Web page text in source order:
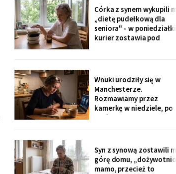
roześmiana kobieta przy
ognisku. Na ostatniej
klatce on - młody, z
wąsami, obejmuje ją
ramieniem.
Córka z synem wykupili mi
„dietę pudełkową dla
seniora" - w poniedziałki
kurier zostawia pod
jesteśmy spokojni,
mamo". Od marca nikt nie
przyjechał. Na każdym
pudełku naklejka: moje
imię
Wnuki urodziły się w
Manchesterze.
Rozmawiamy przez
kamerkę w niedziele, po
pięć minut, bo „im się
angielsku, a syn
przetłumaczył ze
śmiechem: „pyta, kim jest
Syn z synową zostawili mi
górę domu, „dożywotnio,
mamo, przecież to